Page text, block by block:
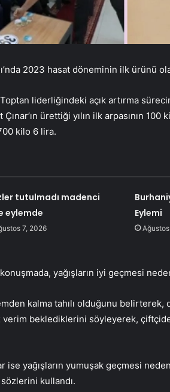
2023 hasat döneminin ilk ürünü
Toptan liderliğindeki açık artırma
ürettiği yılın ilk arpasının 100
kilo 6 lira.
tutulmadı madenci
eylemde
7, 2026
Eylemi
yağışların iyi geçmesi
kalma tahılı olduğunu belirterek,
beklediklerini söyleyerek,
ise yağışların yumuşak geçmesi
kullandı.